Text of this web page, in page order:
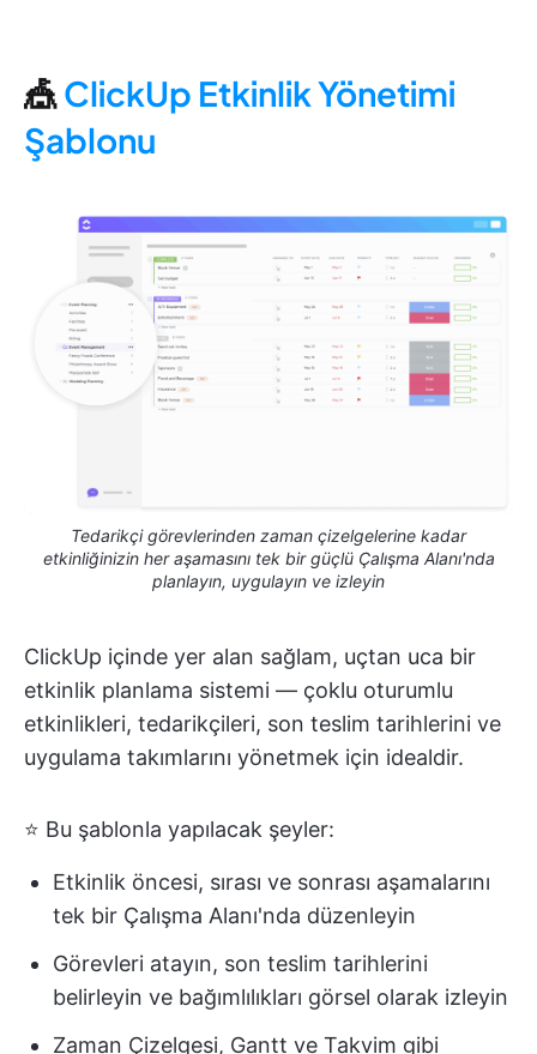
🎪ClickUp Etkinlik Yönetimi
Şablonu
Tedarikçi görevlerinden zaman çizelgelerine kadar
etkinliğinizin her aşamasını tek bir güçlü Çalışma Alanı'nda
planlayın, uygulayın ve izleyin
ClickUp içinde yer alan sağlam, uçtan uca bir
etkinlik planlama sistemi — çoklu oturumlu
etkinlikleri, tedarikçileri, son teslim tarihlerini ve
uygulama takımlarını yönetmek için idealdir.
⭐ Bu şablonla yapılacak şeyler:
Etkinlik öncesi, sırası ve sonrası aşamalarını
tek bir Çalışma Alanı'nda düzenleyin
Görevleri atayın, son teslim tarihlerini
belirleyin ve bağımlılıkları görsel olarak izleyin
Zaman Çizelgesi, Gantt ve Takvim gibi